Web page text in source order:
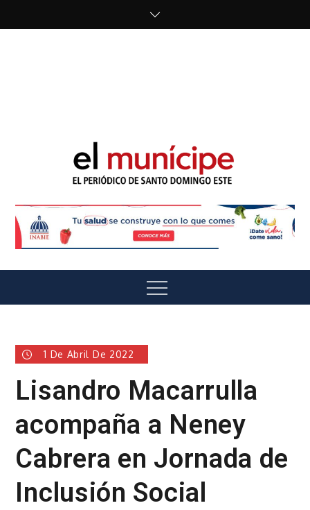
El Munícipe
Menu
1 De Abril De 2022
Lisandro Macarrulla
acompaña a Neney
Cabrera en Jornada de
Inclusión Social